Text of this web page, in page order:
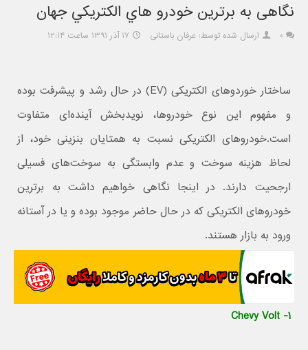
نگاهی به برترين خودرو هاي الکتريکي جهان
۰ ارسال شده توسط: عرفان باستانی ۱۷ آذر ۱۳۹۱ ساعت ۱۲:۱۴
ساختار خوردوهای الکتریکی (EV) در حال رشد و پیشرفت بوده
و مفهوم این نوع خودروها، نویدبخش آینده‌ای متفاوت
است.خودروهای الکتریکی نسبت به همتایان بنزینی خود، از
لحاظ هزینه سوخت و عدم وابستگی به سوخت‌های فسیلی
ارجحیت دارند. در اینجا نگاهی خواهیم داشت به برترین
خودروهای الکتریکی که در حال حاضر موجود بوده و یا در آستانه
ورود به بازار هستند.
۱- Chevy Volt